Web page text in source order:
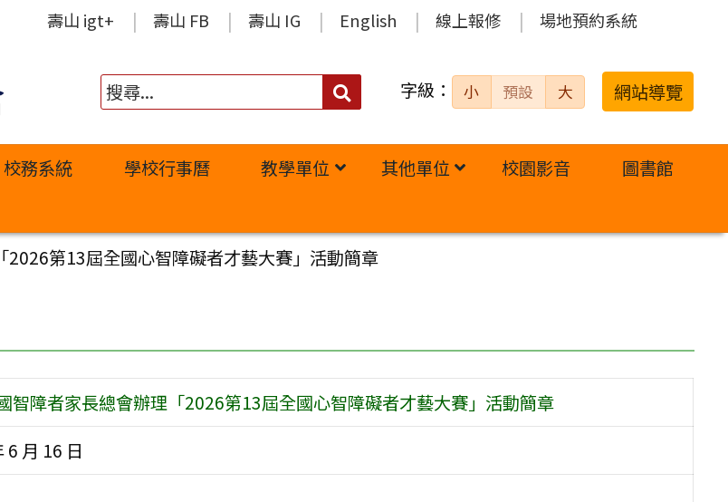
壽山 igt+ 壽山 FB 壽山 IG English 線上報修 場地預約系統
搜
字級： 小 預設 大 網站導覽
校務系統 學校行事曆 教學單位 其他單位 校園影音
圖書館
2026第13屆全國心智障礙者才藝大賽」活動簡章
智障者家長總會辦理「2026第13屆全國心智障礙者才藝大賽」活動簡章
6 月 16 日